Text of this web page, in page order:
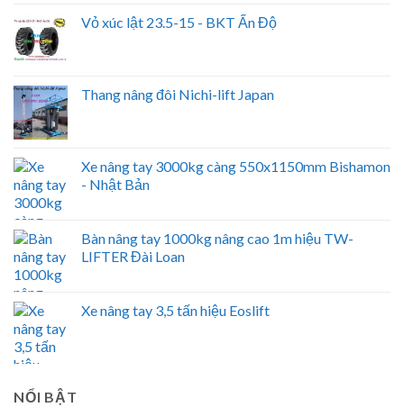
Vỏ xúc lật 23.5-15 - BKT Ấn Độ
Thang nâng đôi Nichi-lift Japan
Xe nâng tay 3000kg càng 550x1150mm Bishamon
- Nhật Bản
Bàn nâng tay 1000kg nâng cao 1m hiệu TW-
LIFTER Đài Loan
Xe nâng tay 3,5 tấn hiệu Eoslift
NỔI BẬT